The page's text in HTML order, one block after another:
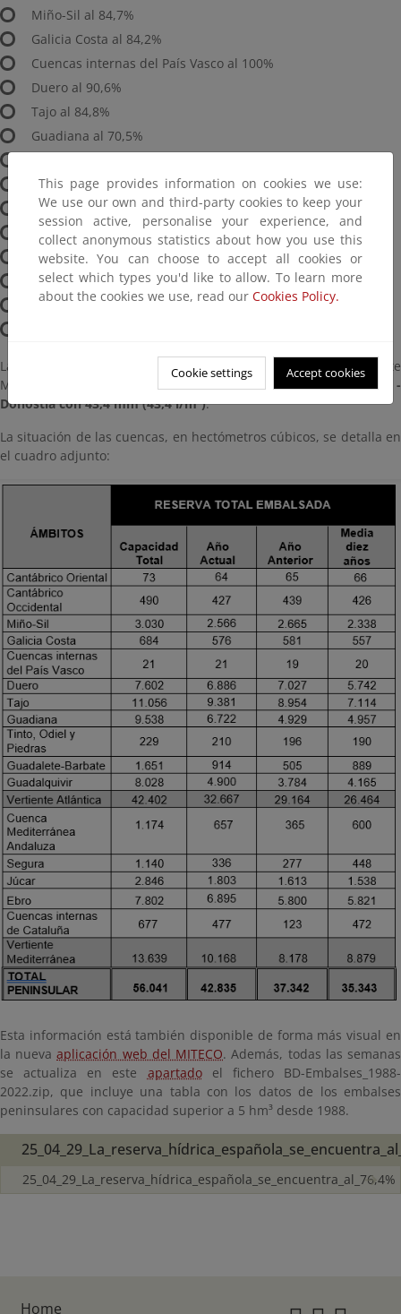
Miño-Sil al 84,7%
Galicia Costa al 84,2%
Cuencas internas del País Vasco al 100%
Duero al 90,6%
Tajo al 84,8%
Guadiana al 70,5%
Guadalete-Barbate al 55,4%
Guadalquivir al 61%
Cuenca Mediterránea Andaluza al 56%
Segura al 29,5%
Júcar al 63,4%
Ebro al 88,4%
Las precipitaciones han afectado las cuencas de la Vertiente
Mediterránea.
La máxima se ha producido en San Sebastián -
Donostia con 43,4 mm (43,4 l/m²).
La situación de las cuencas, en hectómetros cúbicos, se detalla en
el cuadro adjunto:
Esta información está también disponible de forma más visual en
la nuevaaplicación web del MITECO. Además, todas las semanas
se actualiza en este apartadoel fichero BD-Embalses_1988-
2022.zip, que incluye una tabla con los datos de los embalses
peninsulares con capacidad superior a 5 hm³ desde 1988.
25_04_29_La_reserva_hídrica_española_se_encuentra_al_76,4%
This page provides information on cookies we use:
We use our own and third-party cookies to keep your
session active, personalise your experience, and
collect anonymous statistics about how you use this
website. You can choose to accept all cookies or
select which types you'd like to allow. To learn more
about the cookies we use, read our Cookies Policy.
Cookie settings Accept cookies
Home